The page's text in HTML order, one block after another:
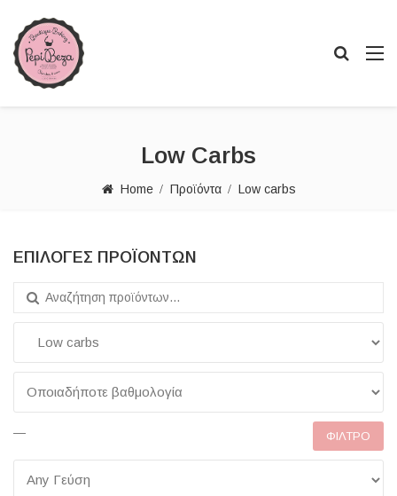
Low Carbs
Home Προϊόντα Low carbs
ΕΠΙΛΟΓΈΣ ΠΡΟΪΌΝΤΩΝ
Search for:
— ΦΊΛΤΡΟ